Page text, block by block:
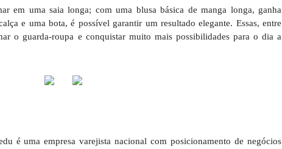
em uma saia longa; com uma blusa básica de manga longa, ganha
e uma bota, é possível garantir um resultado elegante. Essas, entre
o guarda-roupa e conquistar muito mais possibilidades para o dia a
é uma empresa varejista nacional com posicionamento de negócios